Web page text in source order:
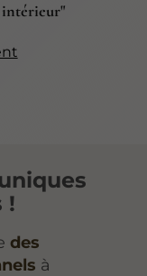
intérieur"
!
des
à